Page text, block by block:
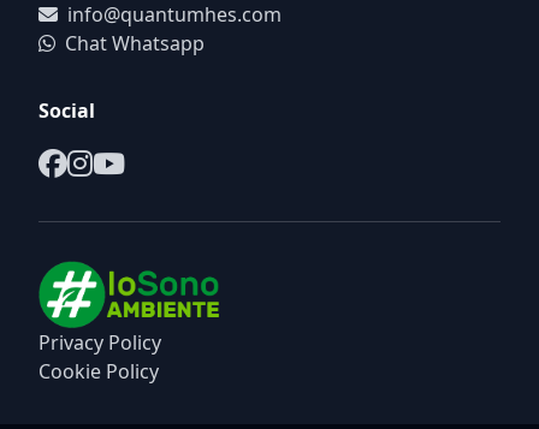
info@quantumhes.com
Chat Whatsapp
Social
Privacy Policy
Cookie Policy